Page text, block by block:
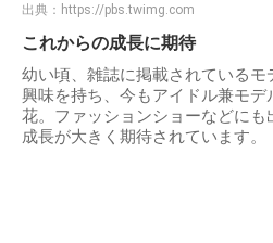
出典： https://pbs.twimg.com
これからの成長に期待
幼い頃、雑誌に掲載されている
興味を持ち、今もアイドル兼モ
花。ファッションショーなどに
成長が大きく期待されています。